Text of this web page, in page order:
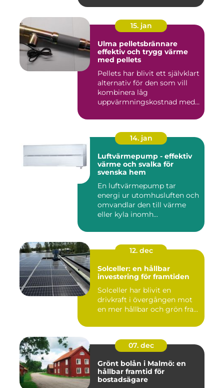
15. jan
Ulma pelletsbrännare
effektiv och trygg värme
med pellets
Pellets har blivit ett självklart
alternativ för den som vill
kombinera låg
uppvärmningskostnad med
14. jan
Luftvärmepump - effektiv
värme och svalka för
svenska hem
En luftvärmepump tar
energi ur utomhusluften och
omvandlar den till värme
eller kyla inomh...
12. dec
Solceller: en hållbar
investering för framtiden
Solceller har blivit en
drivkraft i övergången mot
en mer hållbar och grön fra...
07. dec
Grönt bolån i Malmö: en
hållbar framtid för
bostadsägare